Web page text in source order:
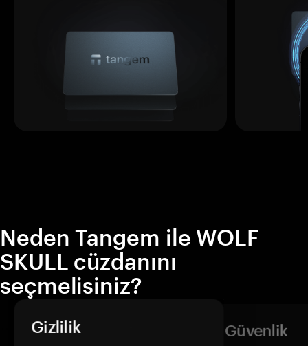
Neden Tangem ile WOLF
SKULL cüzdanını
seçmelisiniz?
Gizlilik Güvenlik